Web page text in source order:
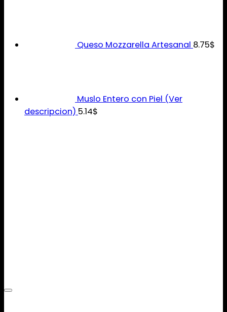
Queso Mozzarella Artesanal 8.75$
Muslo Entero con Piel (Ver
descripcion) 5.14$